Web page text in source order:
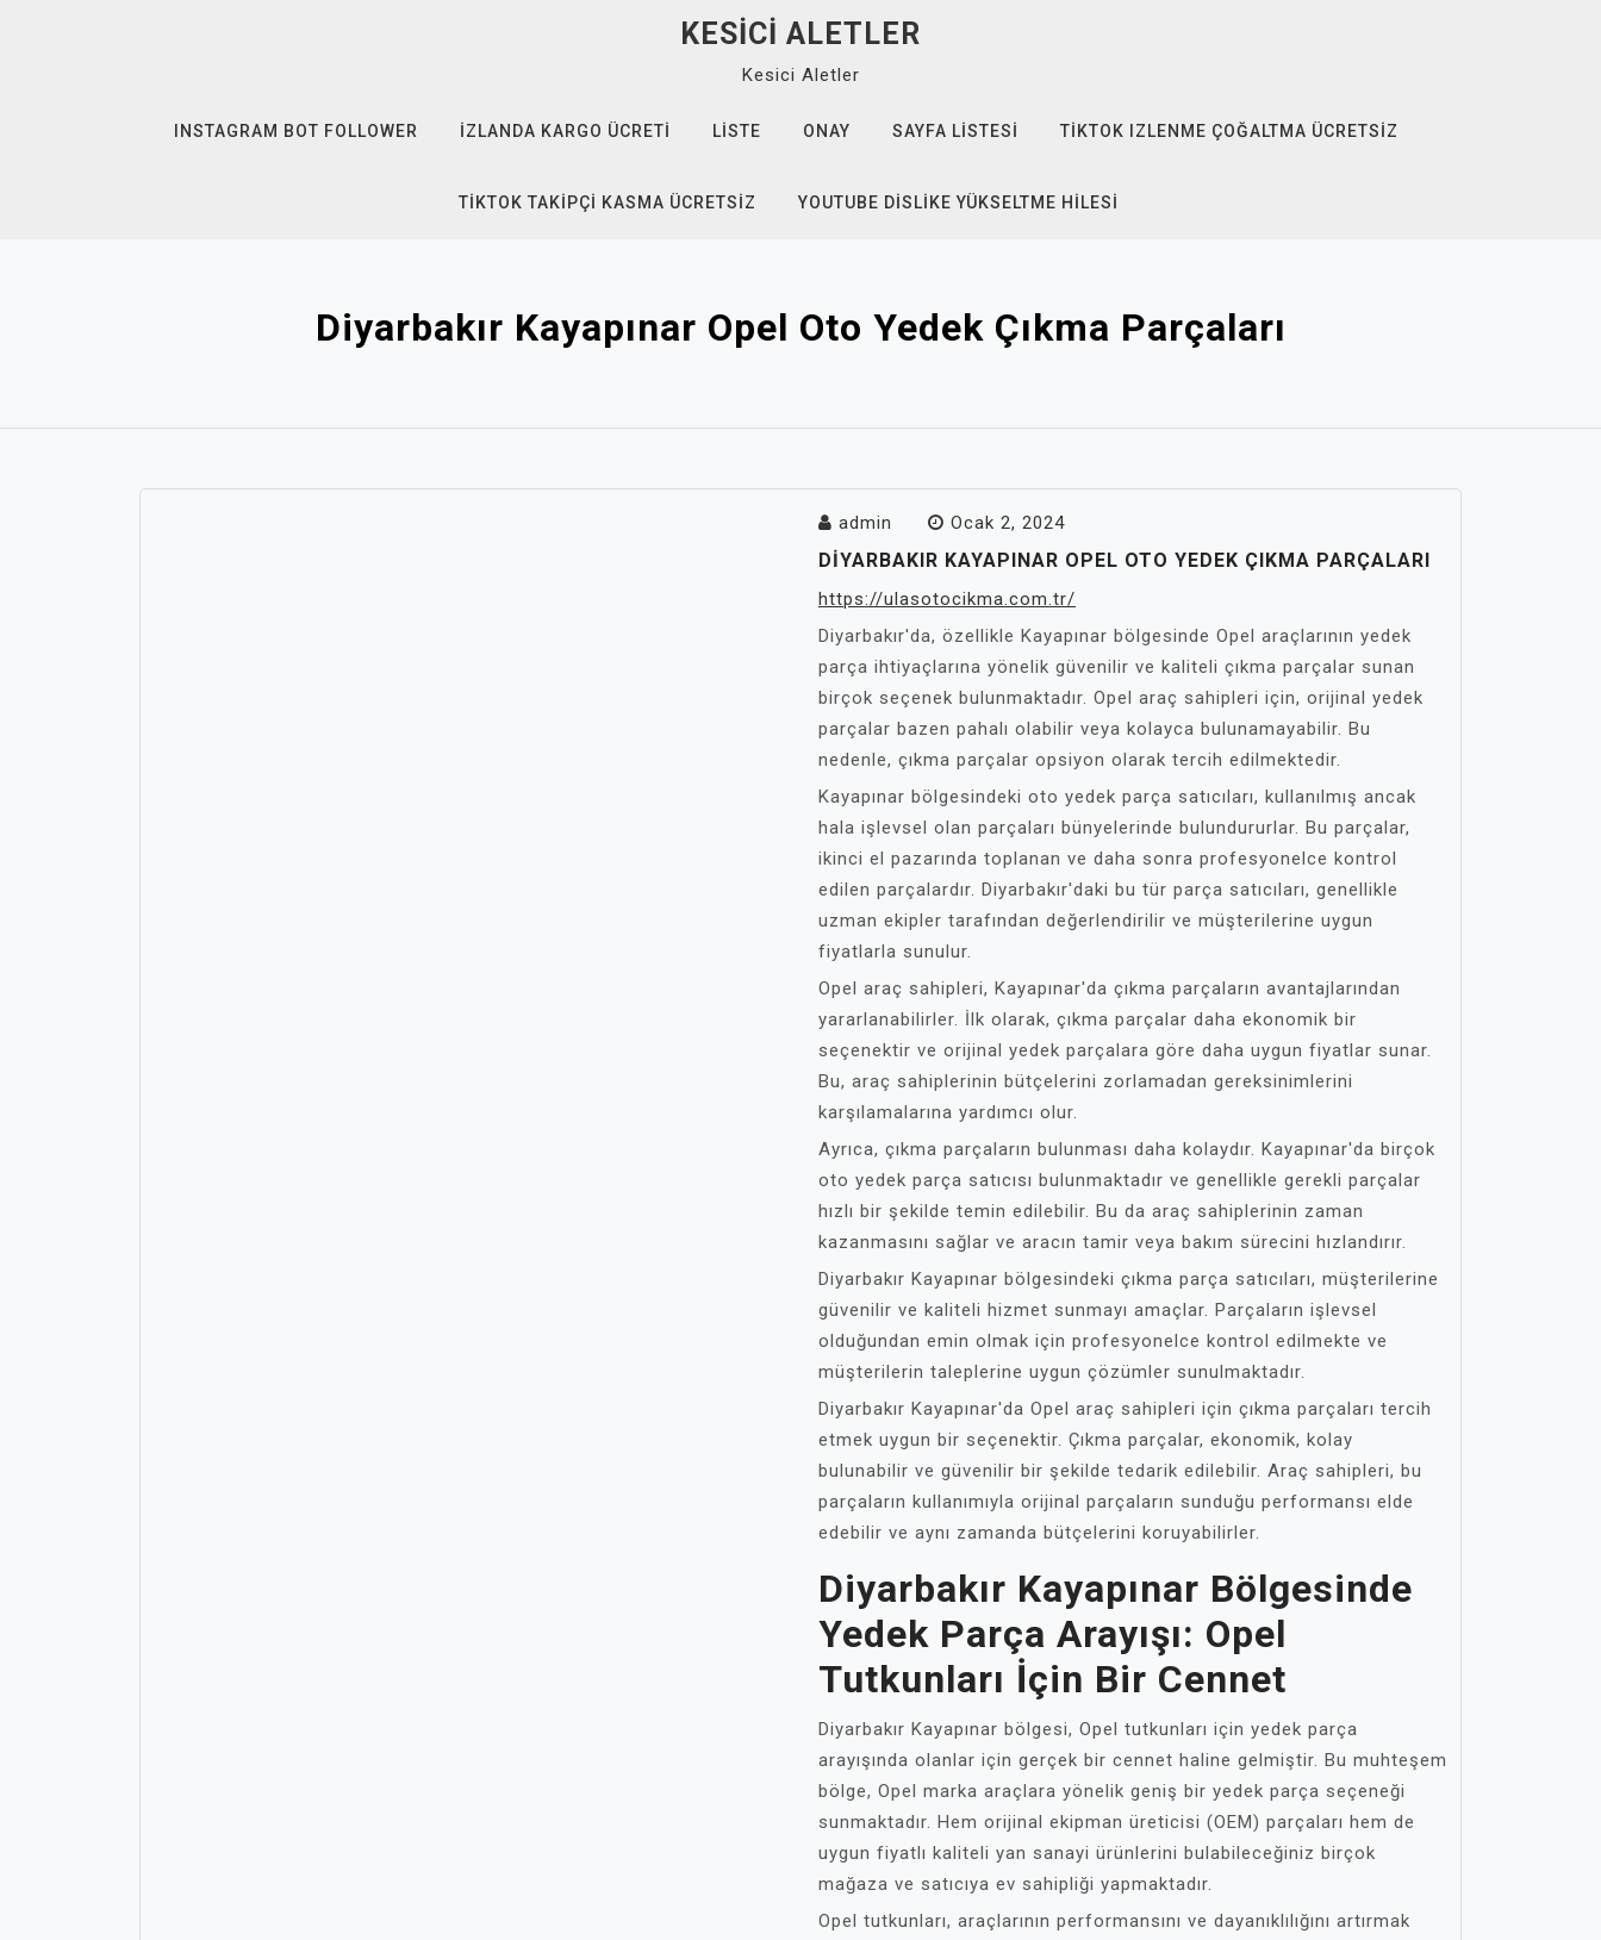
KESICI ALETLER
Kesici Aletler
INSTAGRAM BOT FOLLOWER İZLANDA KARGO ÜCRETI LISTE ONAY SAYFA LISTESI TIKTOK IZLENME ÇOĞALTMA ÜCRETSIZ
TIKTOK TAKIPÇI KASMA ÜCRETSIZ YOUTUBE DISLIKE YÜKSELTME HILESI
Diyarbakır Kayapınar Opel Oto Yedek Çıkma Parçaları
admin Ocak 2, 2024
DIYARBAKIR KAYAPINAR OPEL OTO YEDEK ÇIKMA PARÇALARI
https://ulasotocikma.com.tr/
Diyarbakır'da, özellikle Kayapınar bölgesinde Opel araçlarının yedek
parça ihtiyaçlarına yönelik güvenilir ve kaliteli çıkma parçalar sunan
birçok seçenek bulunmaktadır. Opel araç sahipleri için, orijinal yedek
parçalar bazen pahalı olabilir veya kolayca bulunamayabilir. Bu
nedenle, çıkma parçalar opsiyon olarak tercih edilmektedir.
Kayapınar bölgesindeki oto yedek parça satıcıları, kullanılmış ancak
hala işlevsel olan parçaları bünyelerinde bulundururlar. Bu parçalar,
ikinci el pazarında toplanan ve daha sonra profesyonelce kontrol
edilen parçalardır. Diyarbakır'daki bu tür parça satıcıları, genellikle
uzman ekipler tarafından değerlendirilir ve müşterilerine uygun
fiyatlarla sunulur.
Opel araç sahipleri, Kayapınar'da çıkma parçaların avantajlarından
yararlanabilirler. İlk olarak, çıkma parçalar daha ekonomik bir
seçenektir ve orijinal yedek parçalara göre daha uygun fiyatlar sunar.
Bu, araç sahiplerinin bütçelerini zorlamadan gereksinimlerini
karşılamalarına yardımcı olur.
Ayrıca, çıkma parçaların bulunması daha kolaydır. Kayapınar'da birçok
oto yedek parça satıcısı bulunmaktadır ve genellikle gerekli parçalar
hızlı bir şekilde temin edilebilir. Bu da araç sahiplerinin zaman
kazanmasını sağlar ve aracın tamir veya bakım sürecini hızlandırır.
Diyarbakır Kayapınar bölgesindeki çıkma parça satıcıları, müşterilerine
güvenilir ve kaliteli hizmet sunmayı amaçlar. Parçaların işlevsel
olduğundan emin olmak için profesyonelce kontrol edilmekte ve
müşterilerin taleplerine uygun çözümler sunulmaktadır.
Diyarbakır Kayapınar'da Opel araç sahipleri için çıkma parçaları tercih
etmek uygun bir seçenektir. Çıkma parçalar, ekonomik, kolay
bulunabilir ve güvenilir bir şekilde tedarik edilebilir. Araç sahipleri, bu
parçaların kullanımıyla orijinal parçaların sunduğu performansı elde
edebilir ve aynı zamanda bütçelerini koruyabilirler.
Diyarbakır Kayapınar Bölgesinde
Yedek Parça Arayışı: Opel
Tutkunları İçin Bir Cennet
Diyarbakır Kayapınar bölgesi, Opel tutkunları için yedek parça
arayışında olanlar için gerçek bir cennet haline gelmiştir. Bu muhteşem
bölge, Opel marka araçlara yönelik geniş bir yedek parça seçeneği
sunmaktadır. Hem orijinal ekipman üreticisi (OEM) parçaları hem de
uygun fiyatlı kaliteli yan sanayi ürünlerini bulabileceğiniz birçok
mağaza ve satıcıya ev sahipliği yapmaktadır.
Opel tutkunları, araçlarının performansını ve dayanıklılığını artırmak